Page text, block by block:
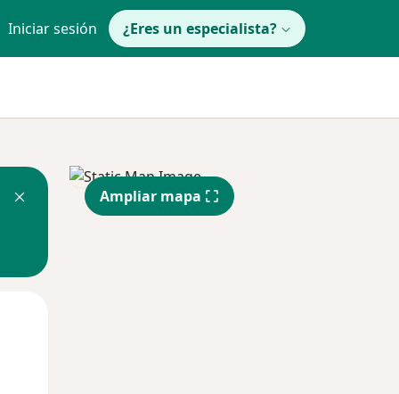
Iniciar sesión ¿Eres un especialista?
Ampliar mapa